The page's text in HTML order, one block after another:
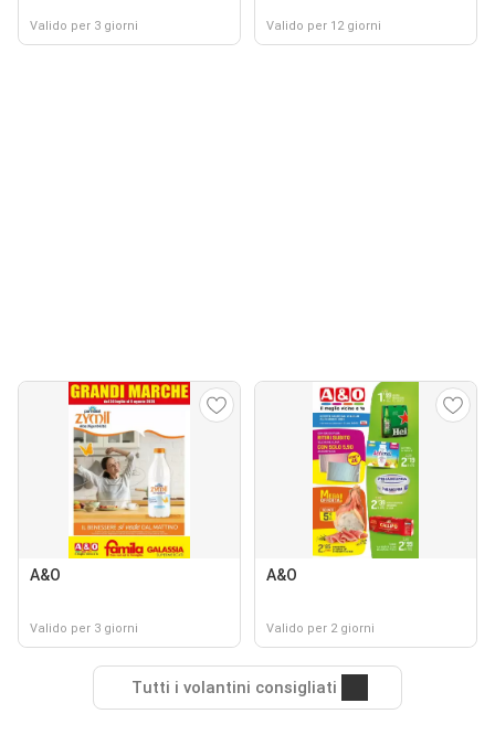
Valido per 3 giorni Valido per 12 giorni
A&O
Valido per 3 giorni
A&O
Valido per 2 giorni
Tutti i volantini consigliati